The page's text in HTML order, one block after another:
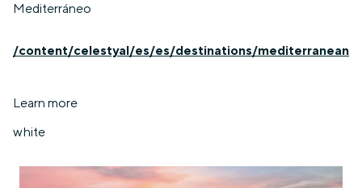
Mediterráneo
/content/celestyal/es/es/destinations/mediterranean
Learn more
white